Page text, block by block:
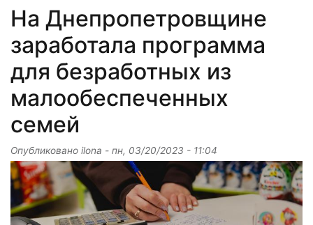
На Днепропетровщине
заработала программа
для безработных из
малообеспеченных
семей
Опубликовано ilona - пн, 03/20/2023 - 11:04